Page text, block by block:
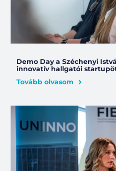
Demo Day a Széchenyi
innovatív hallgatói
Tovább olvasom